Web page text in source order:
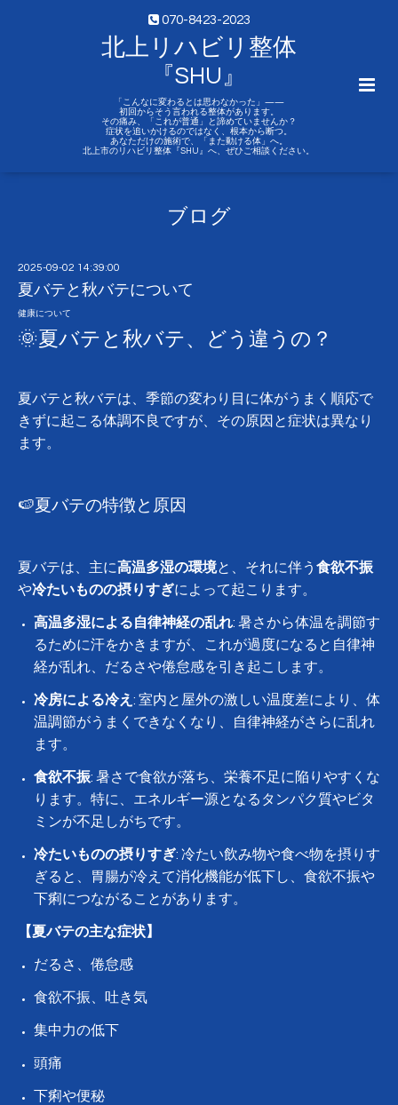
070-8423-2023
北上リハビリ整体
『SHU』
「こんなに変わるとは思わなかった」——
初回からそう言われる整体があります。
その痛み、「これが普通」と諦めていませんか？
症状を追いかけるのではなく、根本から断つ。
あなただけの施術で、「また動ける体」へ。
北上市のリハビリ整体『SHU』へ、ぜひご相談ください。
ブログ
2025-09-02 14:39:00
夏バテと秋バテについて
健康について
🌞夏バテと秋バテ、どう違うの？
夏バテと秋バテは、季節の変わり目に体がうまく順応で
きずに起こる体調不良ですが、その原因と症状は異なり
ます。
🍉夏バテの特徴と原因
夏バテは、主に高温多湿の環境と、それに伴う 食欲不振
や冷たいものの摂りすぎによって起こります。
高温多湿による自律神経の乱れ: 暑さから体温を調節す
るために汗をかきますが、これが過度になると自律神
経が乱れ、だるさや倦怠感を引き起こします。
冷房による冷え : 室内と屋外の激しい温度差により、体
温調節がうまくできなくなり、自律神経がさらに乱れ
ます。
食欲不振: 暑さで食欲が落ち、栄養不足に陥りやすくな
ります。特に、エネルギー源となるタンパク質やビタ
ミンが不足しがちです。
冷たいものの摂りすぎ: 冷たい飲み物や食べ物を摂りす
ぎると、胃腸が冷えて消化機能が低下し、食欲不振や
下痢につながることがあります。
【夏バテの主な症状】
だるさ、倦怠感
食欲不振、吐き気
集中力の低下
頭痛
下痢や便秘